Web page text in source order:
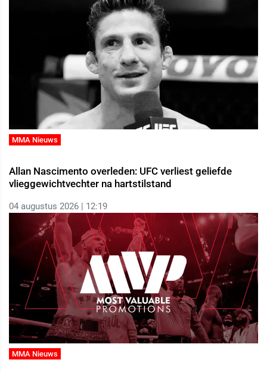
MMA Nieuws
Allan Nascimento overleden: UFC verliest geliefde
vlieggewichtvechter na hartstilstand
04 augustus 2026 | 12:19
MMA Nieuws